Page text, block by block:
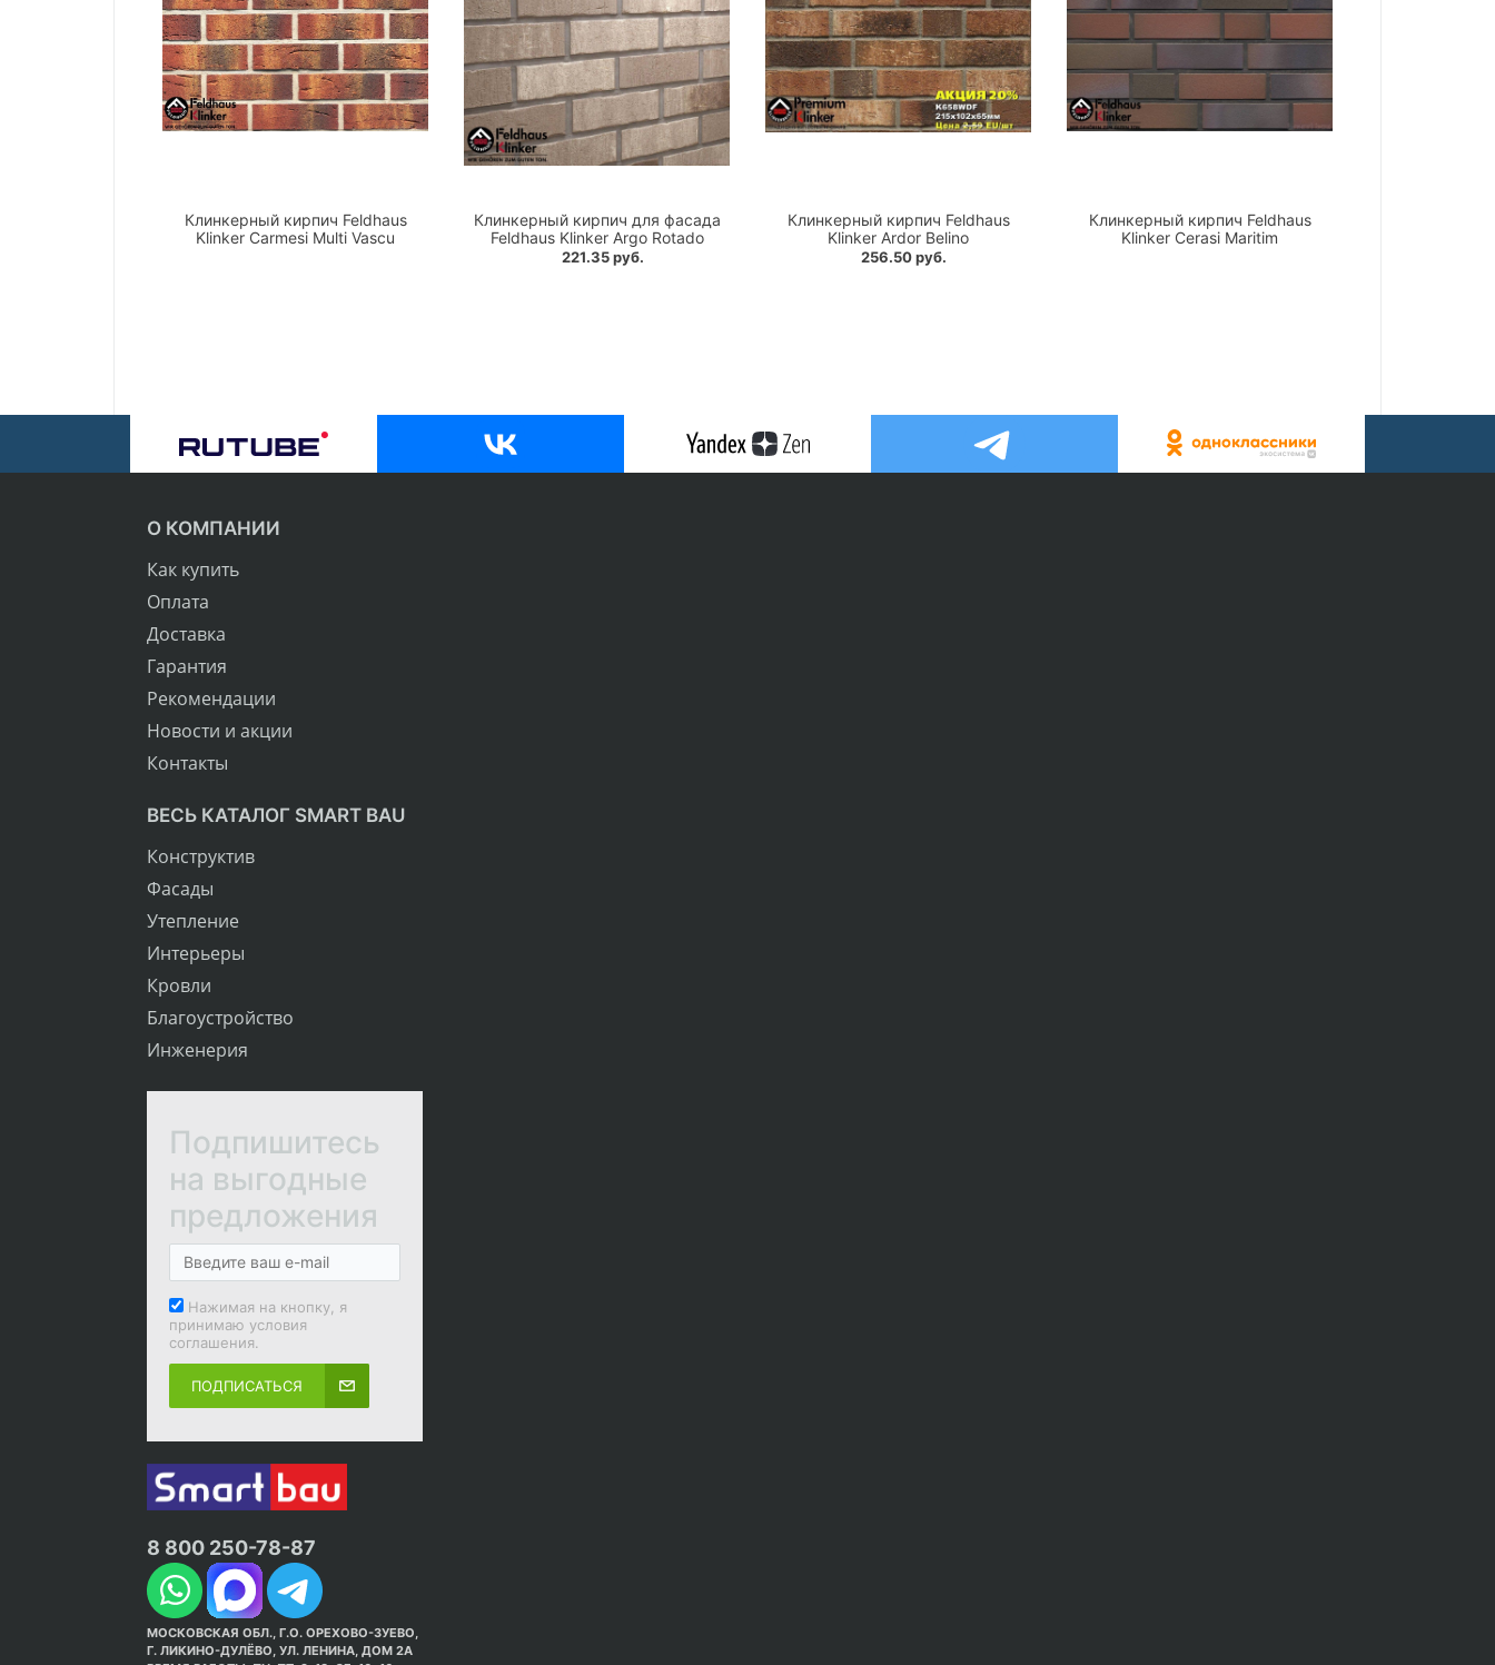
Клинкерный кирпич Feldhaus
Klinker Carmesi Multi Vascu
Клинкерный кирпич для фасада
Feldhaus Klinker Argo Rotado
221.35 руб.
Клинкерный кирпич Feldhaus
Klinker Ardor Belino
256.50 руб.
Клинкерный кирпич Feldhaus
Klinker Cerasi Maritim
О КОМПАНИИ
Как купить
Оплата
Доставка
Гарантия
Рекомендации
Новости и акции
Контакты
ВЕСЬ КАТАЛОГ SMART BAU
Конструктив
Фасады
Утепление
Интерьеры
Кровли
Благоустройство
Инженерия
Подпишитесь
на выгодные
предложения
Нажимая на кнопку, я
принимаю условия
соглашения.
ПОДПИСАТЬСЯ
8 800 250-78-87
МОСКОВСКАЯ ОБЛ., Г.О. ОРЕХОВО-ЗУЕВО,
Г. ЛИКИНО-ДУЛЁВО, УЛ. ЛЕНИНА, ДОМ 2А